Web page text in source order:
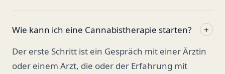
Wie kann ich eine Cannabistherapie starten?
+
Der erste Schritt ist ein Gespräch mit einer Ärztin
oder einem Arzt, die oder der Erfahrung mit